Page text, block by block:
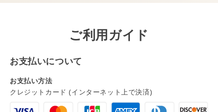
ご利用ガイド
お支払いについて
お支払い方法
クレジットカード (インターネット上で決済)